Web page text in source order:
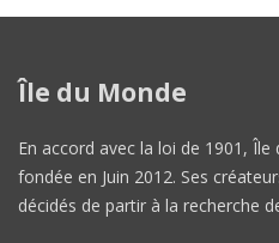
Île du Monde
En accord avec la loi de 1901,
fondée en Juin 2012. Ses
décidés de partir à la recherche